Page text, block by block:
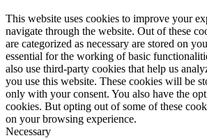
This website uses cookies to improve your
navigate through the website. Out of these
are categorized as necessary are stored on
essential for the working of basic
also use third-party cookies that help us
you use this website. These cookies will be
only with your consent. You also have the
cookies. But opting out of some of these
on your browsing experience.
Necessary